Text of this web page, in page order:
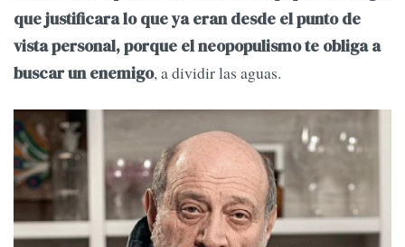
que justificara lo que ya eran desde el punto de
vista personal, porque el neopopulismo te obliga a
buscar un enemigo, a dividir las aguas.